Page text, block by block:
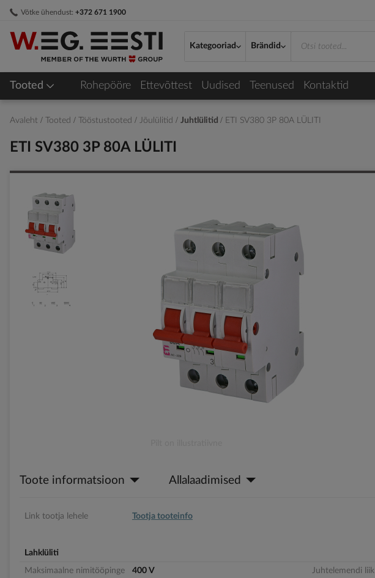
Võtke ühendust: +372 671 1900
Skip
Content
Kategooriad
Brändid
Tooted Rohepööre Ettevõttest Uudised Teenused Kontaktid
Avaleht Tooted Tööstustooted Jõulülitid Juhtlülitid ETI SV380 3P 80A LÜLITI
ETI SV380 3P 80A LÜLITI
the
end
gallery
beginning
images
Toote informatsioon Allalaadimised
Link tootja lehele Tootja tooteinfo
Lahklüliti
Maksimaalne nimitööpinge
400 V Juhtelemendi liik